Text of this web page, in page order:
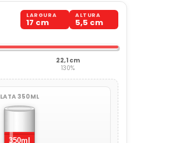
LARGURA
17 cm
ALTURA
5,5 cm
22,1 cm
130%
LATA 350ML